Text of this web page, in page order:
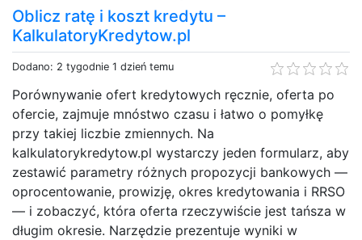
Oblicz ratę i koszt kredytu –
KalkulatoryKredytow.pl
Dodano: 2 tygodnie 1 dzień temu
Porównywanie ofert kredytowych ręcznie, oferta po
ofercie, zajmuje mnóstwo czasu i łatwo o pomyłkę
przy takiej liczbie zmiennych. Na
kalkulatorykredytow.pl wystarczy jeden formularz, aby
zestawić parametry różnych propozycji bankowych —
oprocentowanie, prowizję, okres kredytowania i RRSO
— i zobaczyć, która oferta rzeczywiście jest tańsza w
długim okresie. Narzędzie prezentuje wyniki w